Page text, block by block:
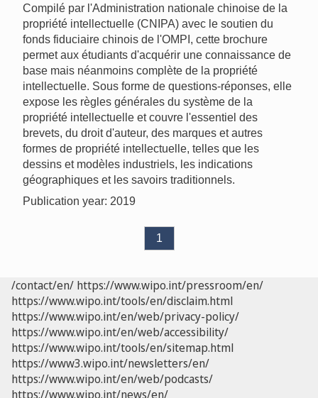
Compilé par l'Administration nationale chinoise de la
propriété intellectuelle (CNIPA) avec le soutien du
fonds fiduciaire chinois de l'OMPI, cette brochure
permet aux étudiants d'acquérir une connaissance de
base mais néanmoins complète de la propriété
intellectuelle. Sous forme de questions-réponses, elle
expose les règles générales du système de la
propriété intellectuelle et couvre l'essentiel des
brevets, du droit d'auteur, des marques et autres
formes de propriété intellectuelle, telles que les
dessins et modèles industriels, les indications
géographiques et les savoirs traditionnels.
Publication year: 2019
1
/contact/en/ https://www.wipo.int/pressroom/en/
https://www.wipo.int/tools/en/disclaim.html
https://www.wipo.int/en/web/privacy-policy/
https://www.wipo.int/en/web/accessibility/
https://www.wipo.int/tools/en/sitemap.html
https://www3.wipo.int/newsletters/en/
https://www.wipo.int/en/web/podcasts/
https://www.wipo.int/news/en/